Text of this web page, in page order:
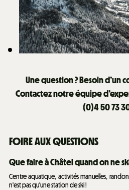
Une question ? Besoin d’un
Contactez notre équipe
(0)4 50 73
FOIRE AUX QUESTIONS
Que faire à Châtel quand on ne
Centre aquatique, activités manuelles,
n'est pas qu'une station de ski !